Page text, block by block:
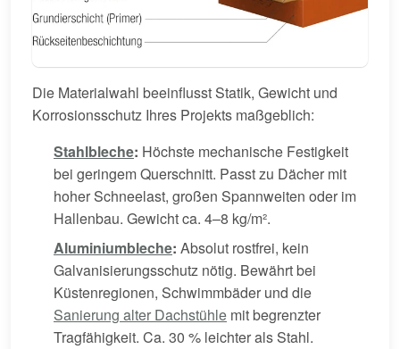
Die Materialwahl beeinflusst Statik, Gewicht und
Korrosionsschutz Ihres Projekts maßgeblich:
Stahlbleche: Höchste mechanische Festigkeit
bei geringem Querschnitt. Passt zu Dächer mit
hoher Schneelast, großen Spannweiten oder im
Hallenbau. Gewicht ca. 4–8 kg/m².
Aluminiumbleche: Absolut rostfrei, kein
Galvanisierungsschutz nötig. Bewährt bei
Küstenregionen, Schwimmbäder und die
Sanierung alter Dachstühle mit begrenzter
Tragfähigkeit. Ca. 30 % leichter als Stahl.